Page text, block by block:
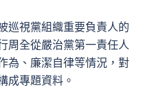
視黨組織重要負責人的
周全從嚴治黨第一責任人
為、廉潔自律等情況，對
成專題資料。